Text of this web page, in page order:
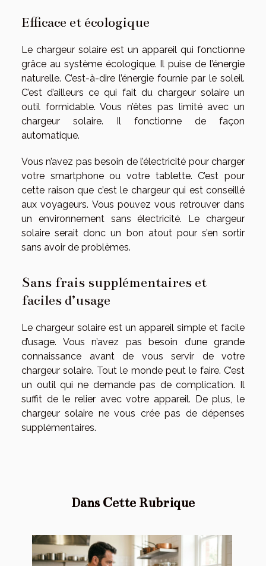
Efficace et écologique
Le chargeur solaire est un appareil qui fonctionne
grâce au système écologique. Il puise de l’énergie
naturelle. C’est-à-dire l’énergie fournie par le soleil.
C’est d’ailleurs ce qui fait du chargeur solaire un
outil formidable. Vous n’êtes pas limité avec un
chargeur solaire. Il fonctionne de façon
automatique.
Vous n’avez pas besoin de l’électricité pour charger
votre smartphone ou votre tablette. C’est pour
cette raison que c’est le chargeur qui est conseillé
aux voyageurs. Vous pouvez vous retrouver dans
un environnement sans électricité. Le chargeur
solaire serait donc un bon atout pour s’en sortir
sans avoir de problèmes.
Sans frais supplémentaires et
faciles d’usage
Le chargeur solaire est un appareil simple et facile
d’usage. Vous n’avez pas besoin d’une grande
connaissance avant de vous servir de votre
chargeur solaire. Tout le monde peut le faire. C’est
un outil qui ne demande pas de complication. Il
suffit de le relier avec votre appareil. De plus, le
chargeur solaire ne vous crée pas de dépenses
supplémentaires.
Dans Cette Rubrique